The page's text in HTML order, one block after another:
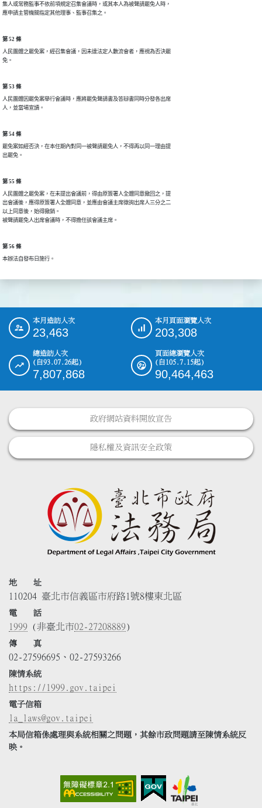
集人或常務監事不依前項規定召集會議時，或其本人為被聲請罷免人時，
應申請主管機關指定其他理事、監事召集之。
第 52 條
人民團體之罷免案，經召集會議，因未達法定人數流會者，應視為否決罷
免。
第 53 條
人民團體因罷免案舉行會議時，應將罷免聲請書及答辯書同時分發各出席
人，並當場宣讀。
第 54 條
罷免案如經否決，在本任期內對同一被聲請罷免人，不得再以同一理由提
出罷免。
第 55 條
人民團體之罷免案，在未提出會議前，得由原簽署人全體同意撤回之，提
出會議後，應得原簽署人全體同意，並應由會議主席徵詢出席人三分之二
以上同意後，始得撤銷。
被聲請罷免人出席會議時，不得擔任該會議主席。
第 56 條
本辦法自發布日施行。
::: 本月造訪人次
23,463
本月頁面瀏覽人次
203,308
總造訪人次
(自93.07.26起)
7,807,868
頁面總瀏覽人次
(自105.7.15起)
90,464,463
政府網站資料開放宣告
隱私權及資訊安全政策
地 址
110204 臺北市信義區市府路1號8樓東北區
電 話
1999 (非臺北市02-27208889)
傳 真
02-27596695、02-27593266
陳情系統
https://1999.gov.taipei
電子信箱
la_laws@gov.taipei
本局信箱係處理與系統相關之問題，其餘市政問題請至陳情系統反
映。